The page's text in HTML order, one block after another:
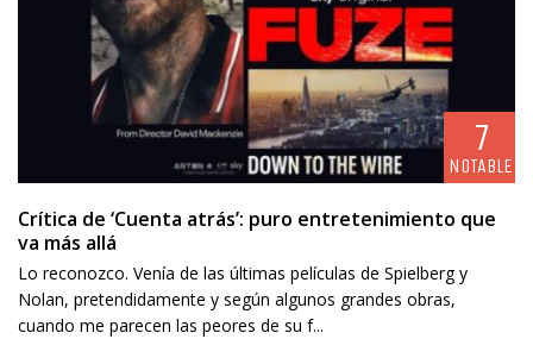
7
NOTABLE
Crítica de ‘Cuenta atrás’: puro entretenimiento que
va más allá
Lo reconozco. Venía de las últimas películas de Spielberg y
Nolan, pretendidamente y según algunos grandes obras,
cuando me parecen las peores de su f...